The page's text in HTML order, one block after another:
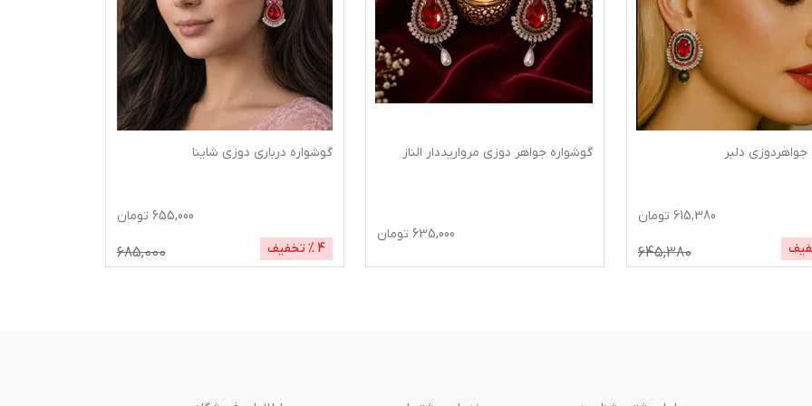
جواهر دوزی مرواریددار الناز گوشواره درباری دوزی شاینا گوشواره جواهر دوزی یاسمین
623,844 تومان
5% تخفیف 653,844